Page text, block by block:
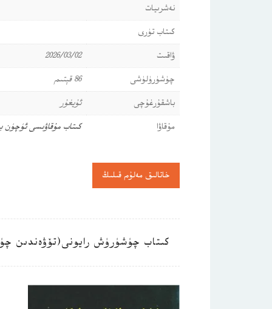
نەشرىيات
كىتاب تۈرى
ۋاقىت
2026/03/02
چۈشۈرۈلۈشى
86 قېتىم
باشقۇرغۇچى
ئۇيغۇر
مۇقاۋا
كىتاب مۇقاۋىسى ئۈچۈن
خاتالىق مەلۇم قىلىڭ
كىتاب چۈشۈرۈش رايونى(تۆۋەندىن